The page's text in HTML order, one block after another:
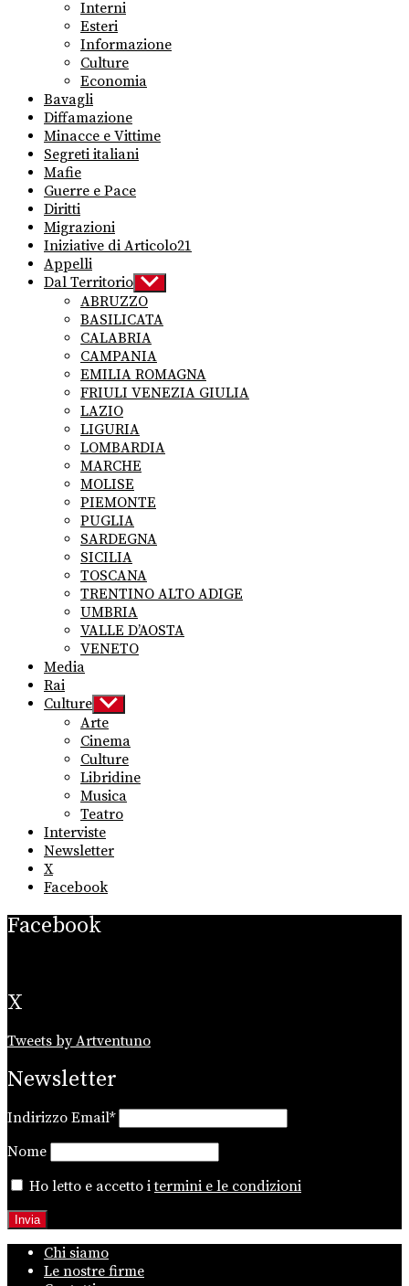
Interni
Esteri
Informazione
Culture
Economia
Bavagli
Diffamazione
Minacce e Vittime
Segreti italiani
Mafie
Guerre e Pace
Diritti
Migrazioni
Iniziative di Articolo21
Appelli
Dal Territorio Show
sub
menu
ABRUZZO
BASILICATA
CALABRIA
CAMPANIA
EMILIA ROMAGNA
FRIULI VENEZIA GIULIA
LAZIO
LIGURIA
LOMBARDIA
MARCHE
MOLISE
PIEMONTE
PUGLIA
SARDEGNA
SICILIA
TOSCANA
TRENTINO ALTO ADIGE
UMBRIA
VALLE D’AOSTA
VENETO
Media
Rai
Culture Show
sub
menu
Arte
Cinema
Culture
Libridine
Musica
Teatro
Interviste
Newsletter
X
Facebook
Facebook
X
Tweets by Artventuno
Newsletter
Indirizzo Email*
Nome
Ho letto e accetto itermini e le condizioni
Chi siamo
Le nostre firme